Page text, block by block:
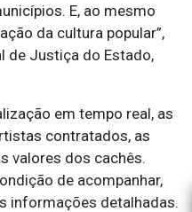
E, ao mesmo
da cultura popular”,
de Justiça do Estado,
em tempo real, as
contratados, as
valores dos cachês.
de acompanhar,
informações detalhadas.